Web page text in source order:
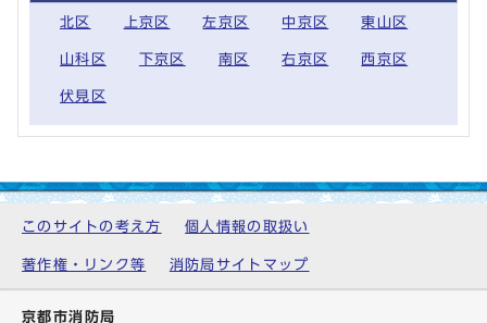
北区 上京区 左京区 中京区 東山区
山科区 下京区 南区 右京区 西京区
伏見区
このサイトの考え方 個人情報の取扱い
著作権・リンク等 消防局サイトマップ
京都市消防局